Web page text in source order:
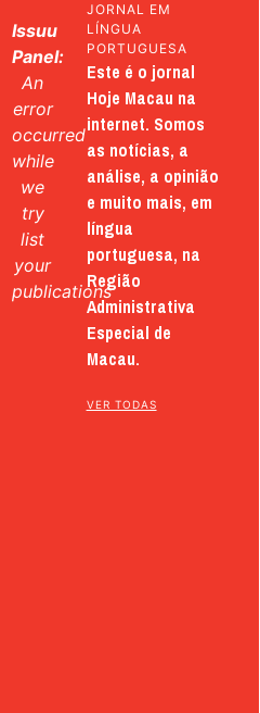
Issuu
Panel:
An
error
occurred
while
we
try
list
your
publications
JORNAL EM
LÍNGUA
PORTUGUESA
Este é o jornal
Hoje Macau na
internet. Somos
as notícias, a
análise, a opinião
e muito mais, em
língua
portuguesa, na
Região
Administrativa
Especial de
Macau.
VER TODAS